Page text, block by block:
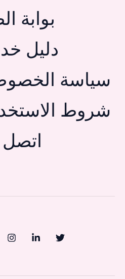
بوابة
دليل
سياسة
شروط
اتصل